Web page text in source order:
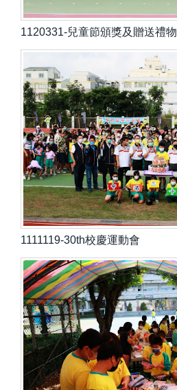
1120331-兒童節頒獎及贈送禮物
1111119-30th校慶運動會